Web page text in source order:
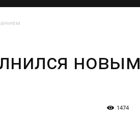
новым
1474